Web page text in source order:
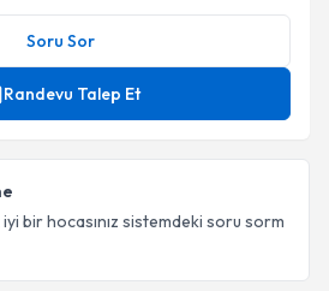
Soru Sor
Randevu Talep Et
bir hocasınız sistemdeki soru sorm